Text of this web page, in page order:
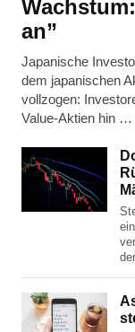
an”
Japanische
dem japanischen
vollzogen:
Value-Aktien hin …